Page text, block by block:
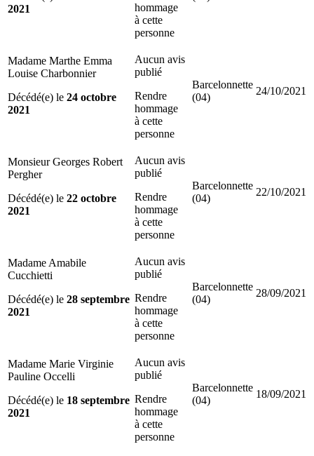
2021
hommage
à cette
personne
Madame Marthe Emma
Louise Charbonnier
Décédé(e) le 24 octobre
2021
Aucun avis
publié
Rendre
hommage
à cette
personne
Barcelonnette
(04)
24/10/2021
Monsieur Georges Robert
Pergher
Décédé(e) le 22 octobre
2021
Aucun avis
publié
Rendre
hommage
à cette
personne
Barcelonnette
(04)
22/10/2021
Madame Amabile
Cucchietti
Décédé(e) le 28 septembre
2021
Aucun avis
publié
Rendre
hommage
à cette
personne
Barcelonnette
(04)
28/09/2021
Madame Marie Virginie
Pauline Occelli
Décédé(e) le 18 septembre
2021
Aucun avis
publié
Rendre
hommage
à cette
personne
Barcelonnette
(04)
18/09/2021